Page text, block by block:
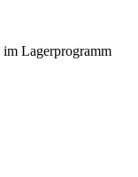
Lagerprogramm